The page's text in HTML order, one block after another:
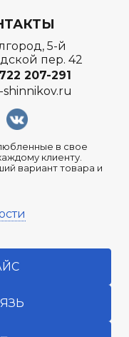
в свое
клиенту.
вариант товара и
5-й
пер. 42
207-291
shinnikov.ru